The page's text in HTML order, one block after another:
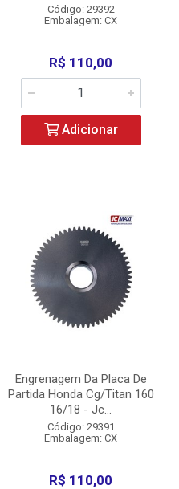
Código: 29392
Embalagem: CX
R$ 110,00
Adicionar
Engrenagem Da Placa De
Partida Honda Cg/Titan 160
16/18 - Jc...
Código: 29391
Embalagem: CX
R$ 110,00